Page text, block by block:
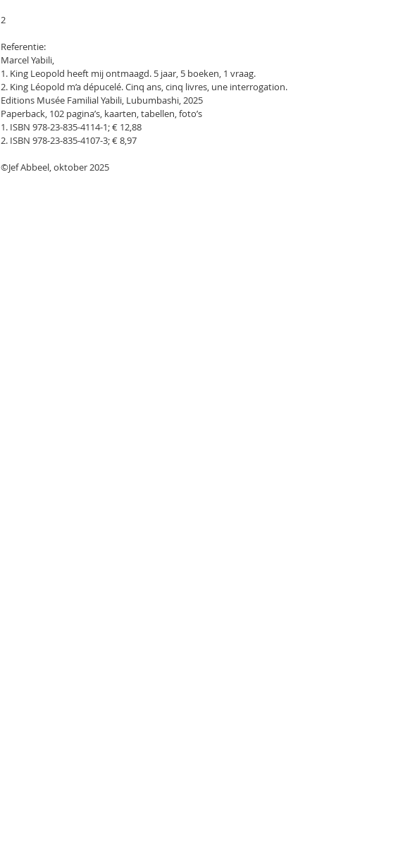
2
Referentie:
Marcel Yabili,
1. King Leopold heeft mij ontmaagd. 5 jaar, 5 boeken, 1 vraag.
2. King Léopold m’a dépucelé. Cinq ans, cinq livres, une interrogation.
Editions Musée Familial Yabili, Lubumbashi, 2025
Paperback, 102 pagina’s, kaarten, tabellen, foto’s
1. ISBN 978-23-835-4114-1; € 12,88
2. ISBN 978-23-835-4107-3; € 8,97
©Jef Abbeel, oktober 2025